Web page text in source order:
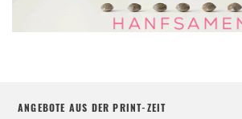
ANGEBOTE AUS DER PRINT-ZEIT